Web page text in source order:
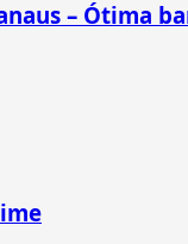
– Ótima